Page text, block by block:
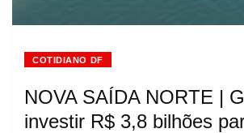
COTIDIANO DF
NOVA SAÍDA NORTE |
investir R$ 3,8 bilhões